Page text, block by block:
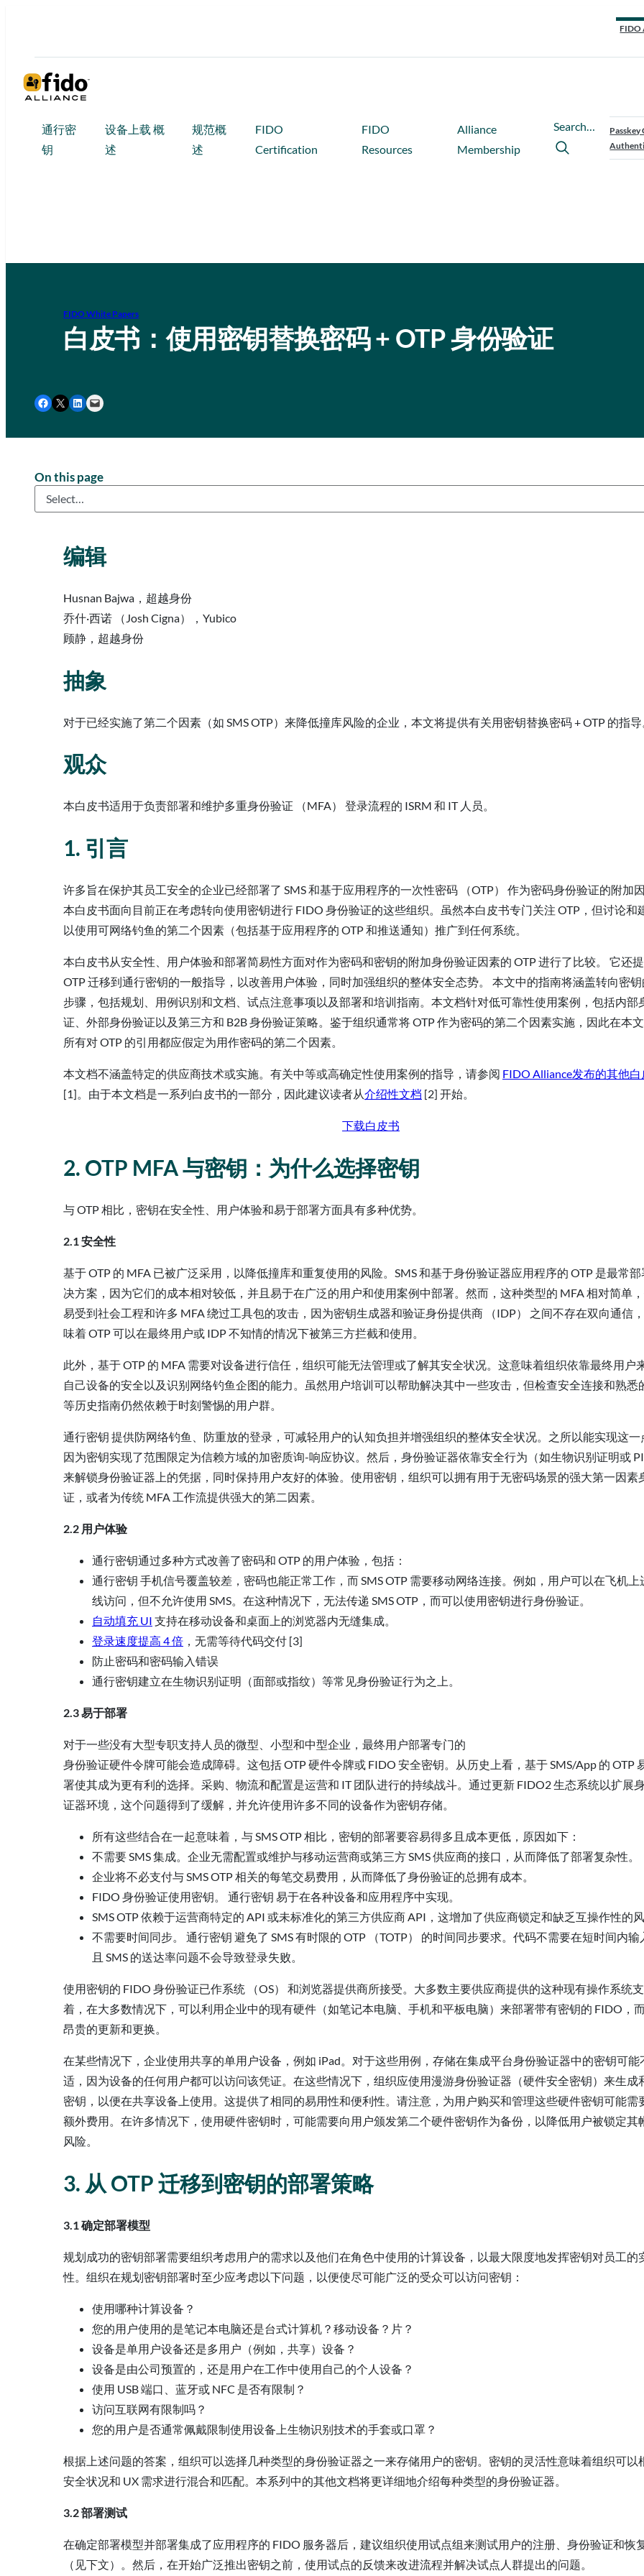
FIDO
通行密
钥
设备上载 概
述
规范概
述
FIDO
Certification
FIDO
Resources
Alliance
Membership
Search…
Passkey
FIDO White Papers
白皮书：使用密钥替换密码 + OTP 身份验证
Share on Facebook
Share on X Share on LinkedIn
Email this Page
On this page
编辑
Husnan Bajwa，超越身份
乔什·西诺 （Josh Cigna），Yubico
顾静，超越身份
抽象
对于已经实施了第二个因素（如 SMS OTP）来降低撞库风险的企业，本文将提供有关用密钥替换密码 + OTP 的指导
观众
本白皮书适用于负责部署和维护多重身份验证 （MFA） 登录流程的 ISRM 和 IT 人员。
1. 引言
许多旨在保护其员工安全的企业已经部署了 SMS 和基于应用程序的一次性密码 （OTP） 作为密码身份验证的附加因
本白皮书面向目前正在考虑转向使用密钥进行 FIDO 身份验证的这些组织。虽然本白皮书专门关注 OTP，但讨论和
以使用可网络钓鱼的第二个因素（包括基于应用程序的 OTP 和推送通知）推广到任何系统。
本白皮书从安全性、用户体验和部署简易性方面对作为密码和密钥的附加身份验证因素的 OTP 进行了比较。 它还
OTP 迁移到通行密钥的一般指导，以改善用户体验，同时加强组织的整体安全态势。 本文中的指南将涵盖转向密
步骤，包括规划、用例识别和文档、试点注意事项以及部署和培训指南。本文档针对低可靠性使用案例，包括内部
证、外部身份验证以及第三方和 B2B 身份验证策略。鉴于组织通常将 OTP 作为密码的第二个因素实施，因此在本文
所有对 OTP 的引用都应假定为用作密码的第二个因素。
本文档不涵盖特定的供应商技术或实施。有关中等或高确定性使用案例的指导，请参阅 FIDO Alliance发布的其他白
[1]。由于本文档是一系列白皮书的一部分，因此建议读者从介绍性文档 [2] 开始。
下载白皮书
2. OTP MFA 与密钥：为什么选择密钥
与 OTP 相比，密钥在安全性、用户体验和易于部署方面具有多种优势。
2.1 安全性
基于 OTP 的 MFA 已被广泛采用，以降低撞库和重复使用的风险。SMS 和基于身份验证器应用程序的 OTP 是最常
决方案，因为它们的成本相对较低，并且易于在广泛的用户和使用案例中部署。然而，这种类型的 MFA 相对简单
易受到社会工程和许多 MFA 绕过工具包的攻击，因为密钥生成器和验证身份提供商 （IDP） 之间不存在双向通信
味着 OTP 可以在最终用户或 IDP 不知情的情况下被第三方拦截和使用。
此外，基于 OTP 的 MFA 需要对设备进行信任，组织可能无法管理或了解其安全状况。这意味着组织依靠最终用户
自己设备的安全以及识别网络钓鱼企图的能力。虽然用户培训可以帮助解决其中一些攻击，但检查安全连接和熟悉
等历史指南仍然依赖于时刻警惕的用户群。
通行密钥 提供防网络钓鱼、防重放的登录，可减轻用户的认知负担并增强组织的整体安全状况。之所以能实现这一
因为密钥实现了范围限定为信赖方域的加密质询-响应协议。然后，身份验证器依靠安全行为（如生物识别证明或
来解锁身份验证器上的凭据，同时保持用户友好的体验。使用密钥，组织可以拥有用于无密码场景的强大第一因素
证，或者为传统 MFA 工作流提供强大的第二因素。
2.2 用户体验
通行密钥通过多种方式改善了密码和 OTP 的用户体验，包括：
通行密钥 手机信号覆盖较差，密码也能正常工作，而 SMS OTP 需要移动网络连接。例如，用户可以在飞机上
线访问，但不允许使用 SMS。在这种情况下，无法传递 SMS OTP，而可以使用密钥进行身份验证。
自动填充 UI 支持在移动设备和桌面上的浏览器内无缝集成。
登录速度提高 4 倍 ，无需等待代码交付 [3]
防止密码和密码输入错误
通行密钥建立在生物识别证明（面部或指纹）等常见身份验证行为之上。
2.3 易于部署
对于一些没有大型专职支持人员的微型、小型和中型企业，最终用户部署专门的
身份验证硬件令牌可能会造成障碍。这包括 OTP 硬件令牌或 FIDO 安全密钥。从历史上看，基于 SMS/App 的 OTP
署使其成为更有利的选择。采购、物流和配置是运营和 IT 团队进行的持续战斗。通过更新 FIDO2 生态系统以扩展
证器环境，这个问题得到了缓解，并允许使用许多不同的设备作为密钥存储。
所有这些结合在一起意味着，与 SMS OTP 相比，密钥的部署要容易得多且成本更低，原因如下：
不需要 SMS 集成。企业无需配置或维护与移动运营商或第三方 SMS 供应商的接口，从而降低了部署复杂性。
企业将不必支付与 SMS OTP 相关的每笔交易费用，从而降低了身份验证的总拥有成本。
FIDO 身份验证使用密钥。 通行密钥 易于在各种设备和应用程序中实现。
SMS OTP 依赖于运营商特定的 API 或未标准化的第三方供应商 API，这增加了供应商锁定和缺乏互操作性的风
不需要时间同步。 通行密钥 避免了 SMS 有时限的 OTP （TOTP） 的时间同步要求。代码不需要在短时间内输
且 SMS 的送达率问题不会导致登录失败。
使用密钥的 FIDO 身份验证已作系统 （OS） 和浏览器提供商所接受。大多数主要供应商提供的这种现有操作系统
着，在大多数情况下，可以利用企业中的现有硬件（如笔记本电脑、手机和平板电脑）来部署带有密钥的 FIDO，
昂贵的更新和更换。
在某些情况下，企业使用共享的单用户设备，例如 iPad。对于这些用例，存储在集成平台身份验证器中的密钥可能
适，因为设备的任何用户都可以访问该凭证。在这些情况下，组织应使用漫游身份验证器（硬件安全密钥）来生成
密钥，以便在共享设备上使用。这提供了相同的易用性和便利性。请注意，为用户购买和管理这些硬件密钥可能需
额外费用。在许多情况下，使用硬件密钥时，可能需要向用户颁发第二个硬件密钥作为备份，以降低用户被锁定其
风险。
3. 从 OTP 迁移到密钥的部署策略
3.1 确定部署模型
规划成功的密钥部署需要组织考虑用户的需求以及他们在角色中使用的计算设备，以最大限度地发挥密钥对员工的
性。组织在规划密钥部署时至少应考虑以下问题，以便使尽可能广泛的受众可以访问密钥：
使用哪种计算设备？
您的用户使用的是笔记本电脑还是台式计算机？移动设备？片？
设备是单用户设备还是多用户（例如，共享）设备？
设备是由公司预置的，还是用户在工作中使用自己的个人设备？
使用 USB 端口、蓝牙或 NFC 是否有限制？
访问互联网有限制吗？
您的用户是否通常佩戴限制使用设备上生物识别技术的手套或口罩？
根据上述问题的答案，组织可以选择几种类型的身份验证器之一来存储用户的密钥。密钥的灵活性意味着组织可以
安全状况和 UX 需求进行混合和匹配。本系列中的其他文档将更详细地介绍每种类型的身份验证器。
3.2 部署测试
在确定部署模型并部署集成了应用程序的 FIDO 服务器后，建议组织使用试点组来测试用户的注册、身份验证和恢
（见下文）。然后，在开始广泛推出密钥之前，使用试点的反馈来改进流程并解决试点人群提出的问题。